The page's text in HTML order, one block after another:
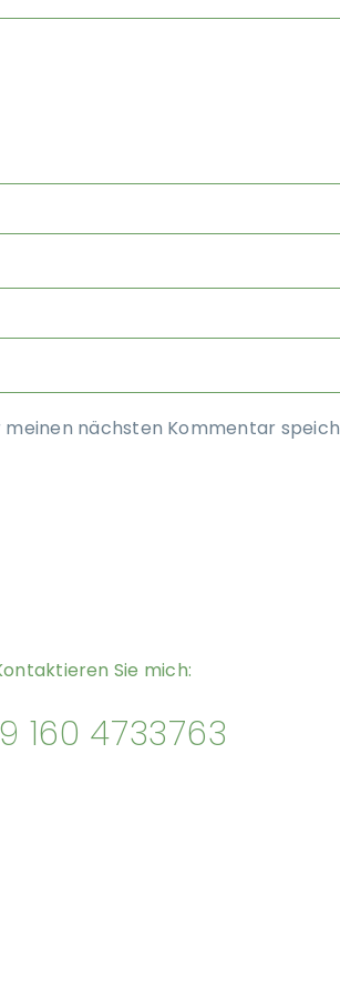
meinen nächsten Kommentar
Sie mich:
160 4733763